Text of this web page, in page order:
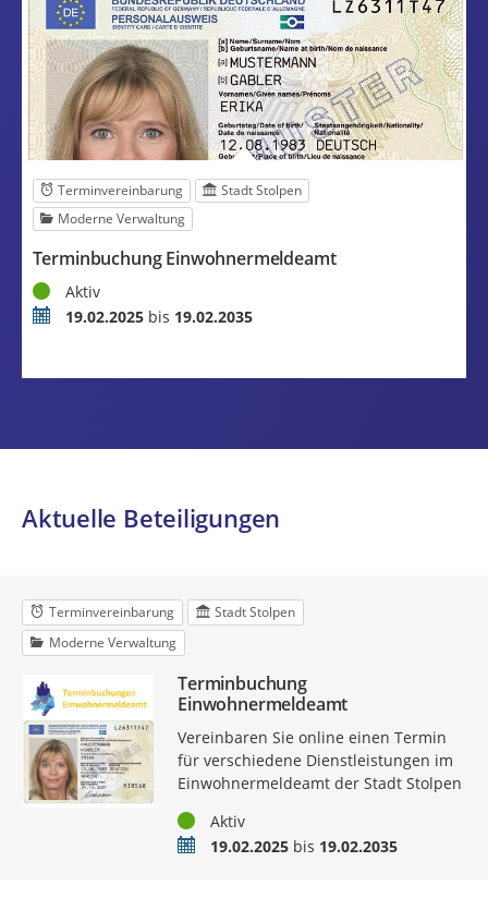
Terminvereinbarung
Stadt Stolpen
Moderne Verwaltung
Terminbuchung Einwohnermeldeamt
StatusAktiv
Zeitraum19.02.2025bis 19.02.2035
Aktuelle Beteiligungen
Terminvereinbarung
Stadt Stolpen
Moderne Verwaltung
Terminbuchung
Einwohnermeldeamt
Vereinbaren Sie online einen Termin
für verschiedene Dienstleistungen im
Einwohnermeldeamt der Stadt Stolpen
StatusAktiv
Zeitraum19.02.2025bis 19.02.2035